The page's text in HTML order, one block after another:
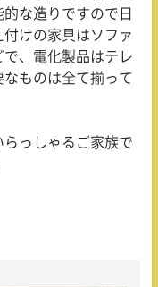
な造りですので日
けの家具はソファ
、電化製品はテレ
ものは全て揃って
っしゃるご家族で